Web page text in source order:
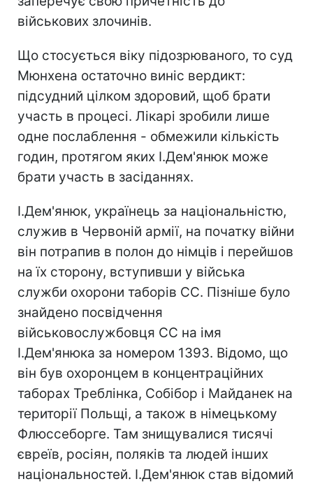
військових злочинів.
Що стосується віку підозрюваного, то суд
Мюнхена остаточно виніс вердикт:
підсудний цілком здоровий, щоб брати
участь в процесі. Лікарі зробили лише
одне послаблення - обмежили кількість
годин, протягом яких І.Дем'янюк може
брати участь в засіданнях.
І.Дем'янюк, українець за національністю,
служив в Червоній армії, на початку війни
він потрапив в полон до німців і перейшов
на їх сторону, вступивши у війська
служби охорони таборів СС. Пізніше було
знайдено посвідчення
військовослужбовця СС на імя
І.Дем'янюка за номером 1393. Відомо, що
він був охоронцем в концентраційних
таборах Треблінка, Собібор і Майданек на
території Польщі, а також в німецькому
Флюссеборге. Там знищувалися тисячі
євреїв, росіян, поляків та людей інших
національностей. І.Дем'янюк став відомий